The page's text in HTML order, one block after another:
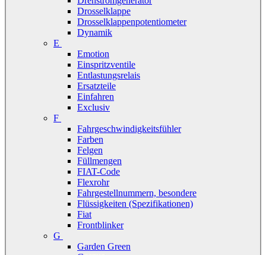
Drosselklappe
Drosselklappenpotentiometer
Dynamik
E
Emotion
Einspritzventile
Entlastungsrelais
Ersatzteile
Einfahren
Exclusiv
F
Fahrgeschwindigkeitsfühler
Farben
Felgen
Füllmengen
FIAT-Code
Flexrohr
Fahrgestellnummern, besondere
Flüssigkeiten (Spezifikationen)
Fiat
Frontblinker
G
Garden Green